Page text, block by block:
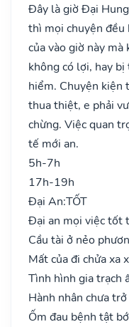
Đây là giờ Đại
thì mọi chuyện đều
của vào giờ này
không có lợi, hay
hiểm. Chuyện kiện
thua thiệt, e phải
chừng. Việc quan
tế mới an.
5h-7h
17h-19h
Đại An:TỐT
Đại an mọi việc tốt
Cầu tài ở nẻo
Mất của đi chửa xa
Tình hình gia trạch
Hành nhân chưa
Ốm đau bệnh tật